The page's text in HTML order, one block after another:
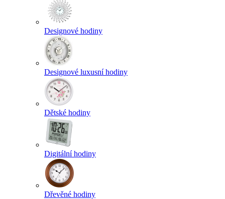
Designové hodiny
Designové luxusní hodiny
Dětské hodiny
Digitální hodiny
Dřevěné hodiny